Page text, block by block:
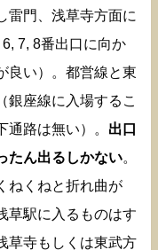
雷門、浅草寺方面に
7, 8番出口に向か
良い）。都営線と東
銀座線に入場するこ
路は無い）。 出口
たん出るしかない。
ねくねと折れ曲が
草駅に入るものはす
草寺もしくは東武方